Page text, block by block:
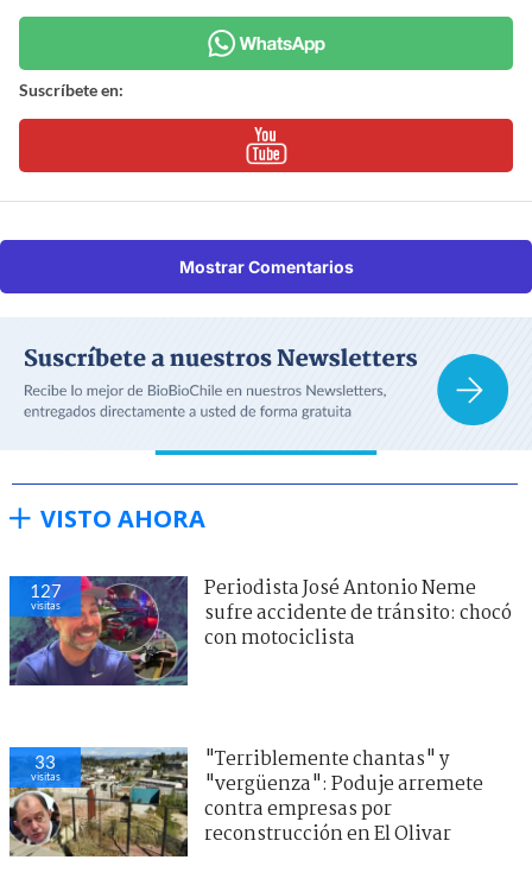
Suscríbete en:
Mostrar Comentarios
VISTO AHORA
127
visitas
Periodista José Antonio Neme
sufre accidente de tránsito: chocó
con motociclista
33
visitas
"Terriblemente chantas" y
"vergüenza": Poduje arremete
contra empresas por
reconstrucción en El Olivar